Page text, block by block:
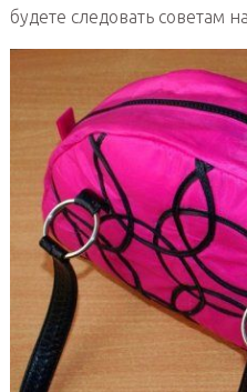
будете следовать советам